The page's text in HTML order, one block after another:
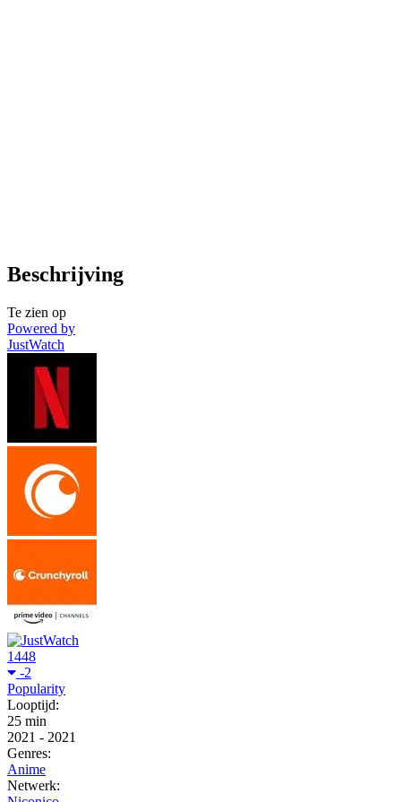
Beschrijving
Te zien op
Powered by
JustWatch
1448
-2
Popularity
Looptijd:
25 min
2021 - 2021
Genres:
Anime
Netwerk: